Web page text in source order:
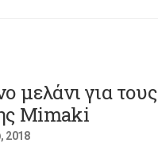
μελάνι για τους
Mimaki
2018